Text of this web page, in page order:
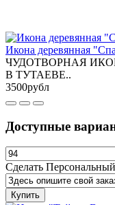
Икона деревянная
ЧУДОТВОРНАЯ
В ТУТАЕВЕ..
3500рубл
Доступные
Сделать Персональный
Купить